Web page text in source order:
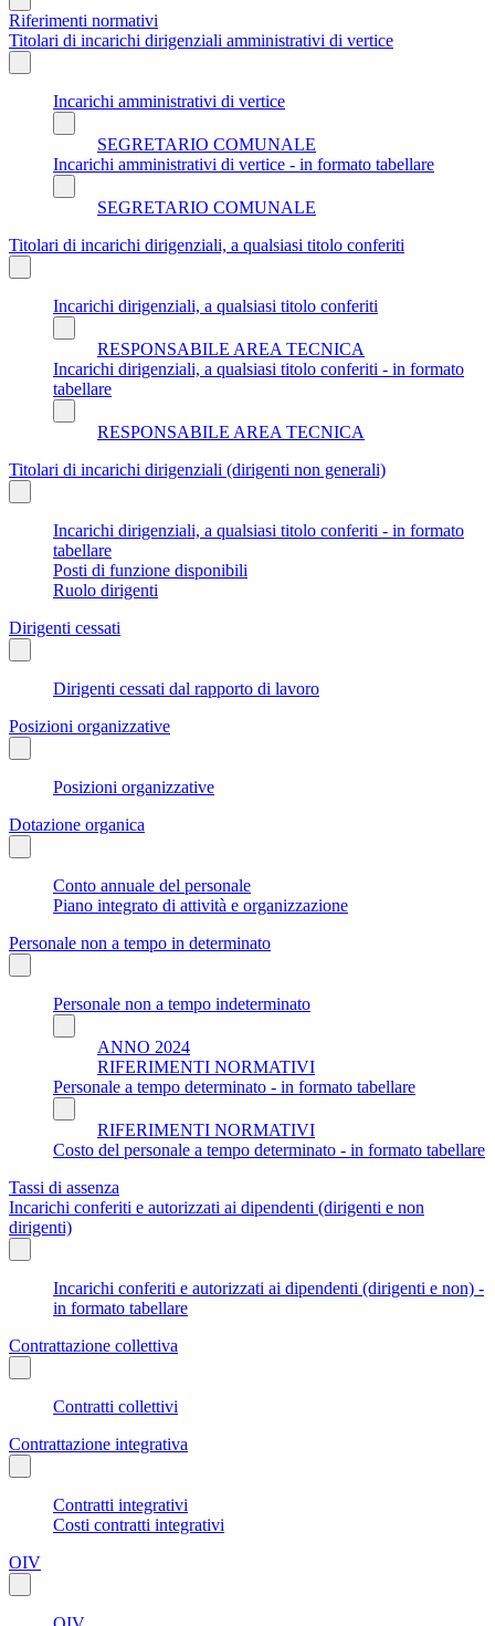
Riferimenti normativi
Titolari di incarichi dirigenziali amministrativi di vertice
Incarichi amministrativi di vertice
SEGRETARIO COMUNALE
Incarichi amministrativi di vertice - in formato tabellare
SEGRETARIO COMUNALE
Titolari di incarichi dirigenziali, a qualsiasi titolo conferiti
Incarichi dirigenziali, a qualsiasi titolo conferiti
RESPONSABILE AREA TECNICA
Incarichi dirigenziali, a qualsiasi titolo conferiti - in formato
tabellare
RESPONSABILE AREA TECNICA
Titolari di incarichi dirigenziali (dirigenti non generali)
Incarichi dirigenziali, a qualsiasi titolo conferiti - in formato
tabellare
Posti di funzione disponibili
Ruolo dirigenti
Dirigenti cessati
Dirigenti cessati dal rapporto di lavoro
Posizioni organizzative
Posizioni organizzative
Dotazione organica
Conto annuale del personale
Piano integrato di attività e organizzazione
Personale non a tempo in determinato
Personale non a tempo indeterminato
ANNO 2024
RIFERIMENTI NORMATIVI
Personale a tempo determinato - in formato tabellare
RIFERIMENTI NORMATIVI
Costo del personale a tempo determinato - in formato tabellare
Tassi di assenza
Incarichi conferiti e autorizzati ai dipendenti (dirigenti e non
dirigenti)
Incarichi conferiti e autorizzati ai dipendenti (dirigenti e non) -
in formato tabellare
Contrattazione collettiva
Contratti collettivi
Contrattazione integrativa
Contratti integrativi
Costi contratti integrativi
OIV